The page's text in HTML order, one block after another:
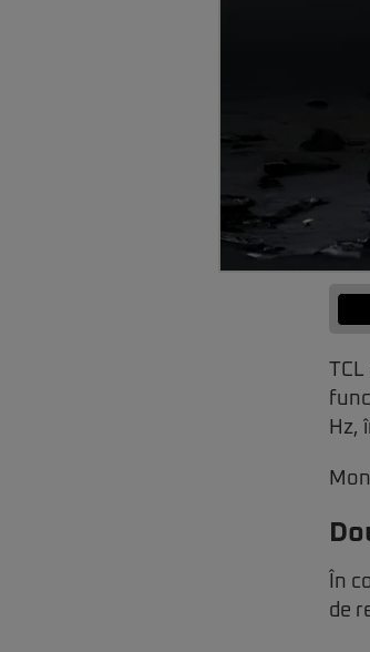
Hz,
În
de